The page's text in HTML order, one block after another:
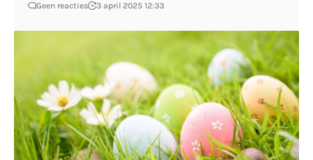
Geen reacties 3 april 2025 12:33